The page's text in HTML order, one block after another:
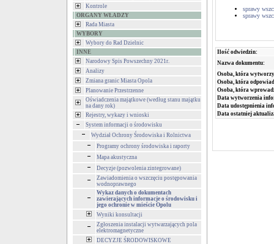
Kontrole
ORGANY WŁADZY
Rada Miasta
WYBORY
Wybory do Rad Dzielnic
INNE
Narodowy Spis Powszechny 2021r.
Analizy
Zmiana granic Miasta Opola
Planowanie Przestrzenne
Oświadczenia majątkowe (według stanu majątku
na dany rok)
Rejestry, wykazy i wnioski
System informacji o środowisku
Wydział Ochrony Środowiska i Rolnictwa
Programy ochrony środowiska i raporty
Mapa akustyczna
Decyzje (pozwolenia zintegrowane)
Zawiadomienia o wszczęciu postępowania
wodnoprawnego
Wykaz danych o dokumentach
zawierających informacje o środowisku i
jego ochronie w mieście Opolu
Wyniki konsultacji
Zgłoszenia instalacji wytwarzających pola
elektromagnetyczne
DECYZJE ŚRODOWISKOWE
sprawy
sprawy
Ilość odwiedzin:
Nazwa dokumentu:
Osoba, która
Osoba, która
Osoba, która
Data wytworzenia
Data udostępnienia
Data ostatniej